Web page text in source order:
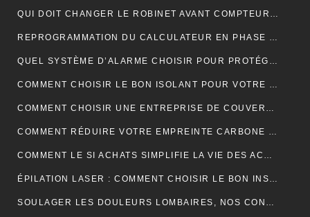
QUI DOIT CHANGER LE ROBINET AVANT COMPTEUR MAISON INDIVIDUELLE ?
REPROGRAMMATION DU CALCULATEUR EN PHASE 1 : EXPLICATIONS
QUEL SYSTÈME D’ALARME CHOISIR POUR PROTÉGER VOTRE MAISON ?
COMMENT CHOISIR LE BON ISOLANT POUR VOTRE TOITURE ?
COMMENT CHOISIR UNE ENTREPRISE DE COUVERTURE ?
COMMENT RÉDUIRE VOTRE EMPREINTE CARBONE ET VIVRE DURABLEMENT ?
COMMENT LE SI ACHATS SIMPLIFIE LA VIE DES ACHETEURS
ÉPILATION LASER : COMMENT CHOISIR LE BON INSTITUT ?
SOULAGER LES DOULEURS LOMBAIRES, NOS CONSEILS